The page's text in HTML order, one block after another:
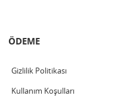
ÖDEME
Gizlilik Politikası
Kullanım Koşulları